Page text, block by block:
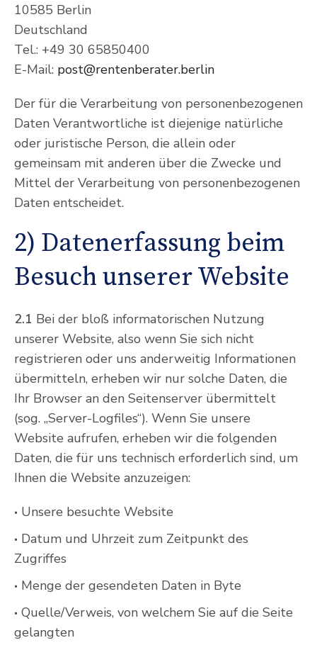
10585 Berlin
Deutschland
Tel.: +49 30 65850400
E-Mail: post@rentenberater.berlin
Der für die Verarbeitung von personenbezogenen
Daten Verantwortliche ist diejenige natürliche
oder juristische Person, die allein oder
gemeinsam mit anderen über die Zwecke und
Mittel der Verarbeitung von personenbezogenen
Daten entscheidet.
2) Datenerfassung beim
Besuch unserer Website
2.1 Bei der bloß informatorischen Nutzung
unserer Website, also wenn Sie sich nicht
registrieren oder uns anderweitig Informationen
übermitteln, erheben wir nur solche Daten, die
Ihr Browser an den Seitenserver übermittelt
(sog. „Server-Logfiles“). Wenn Sie unsere
Website aufrufen, erheben wir die folgenden
Daten, die für uns technisch erforderlich sind, um
Ihnen die Website anzuzeigen:
Unsere besuchte Website
Datum und Uhrzeit zum Zeitpunkt des
Zugriffes
Menge der gesendeten Daten in Byte
Quelle/Verweis, von welchem Sie auf die Seite
gelangten